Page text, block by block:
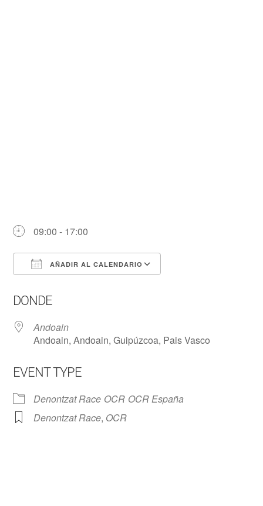
09:00 - 17:00
AÑADIR AL CALENDARIO
DONDE
Andoain
Andoain, Andoain, Guipúzcoa, Pais Vasco
EVENT TYPE
Denontzat Race OCR OCR España
Denontzat Race, OCR